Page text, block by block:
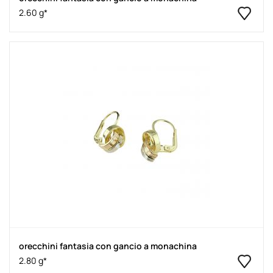
2.60 g*
orecchini fantasia con gancio a monachina
2.80 g*